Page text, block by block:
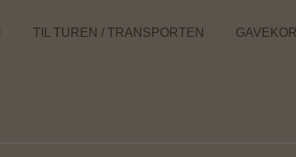
TIL TUREN / TRANSPORTEN